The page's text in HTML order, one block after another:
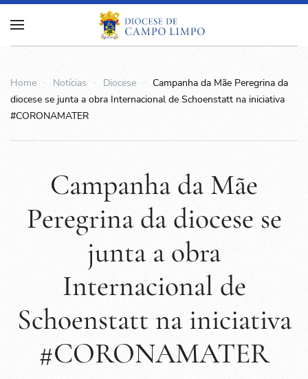
Home Notícias Diocese
Campanha da Mãe Peregrina da
diocese se junta a obra Internacional de Schoenstatt na iniciativa
#CORONAMATER
Campanha da Mãe
Peregrina da diocese se
junta a obra
Internacional de
Schoenstatt na iniciativa
#CORONAMATER